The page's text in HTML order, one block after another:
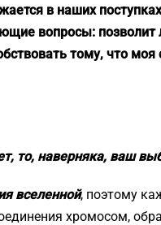
в наших
вопросы:
тому, что моя
то, наверняка, ваш
вселенной, поэтому
хромосом,